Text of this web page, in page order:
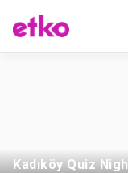
Kadıköy Quiz